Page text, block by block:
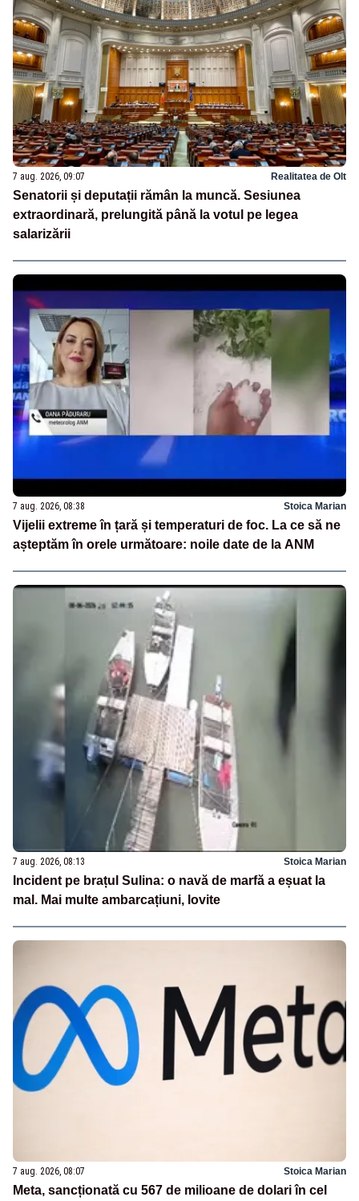
7 aug. 2026, 09:07 Realitatea de Olt
Senatorii și deputații rămân la muncă. Sesiunea
extraordinară, prelungită până la votul pe legea
salarizării
7 aug. 2026, 08:38 Stoica Marian
Vijelii extreme în țară și temperaturi de foc. La ce să ne
așteptăm în orele următoare: noile date de la ANM
7 aug. 2026, 08:13 Stoica Marian
Incident pe brațul Sulina: o navă de marfă a eșuat la
mal. Mai multe ambarcațiuni, lovite
7 aug. 2026, 08:07 Stoica Marian
Meta, sancționată cu 567 de milioane de dolari în cel